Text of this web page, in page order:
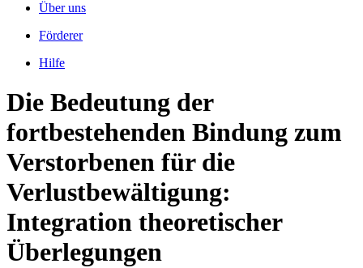
Über uns
Förderer
Hilfe
Die Bedeutung der
fortbestehenden Bindung zum
Verstorbenen für die
Verlustbewältigung:
Integration theoretischer
Überlegungen